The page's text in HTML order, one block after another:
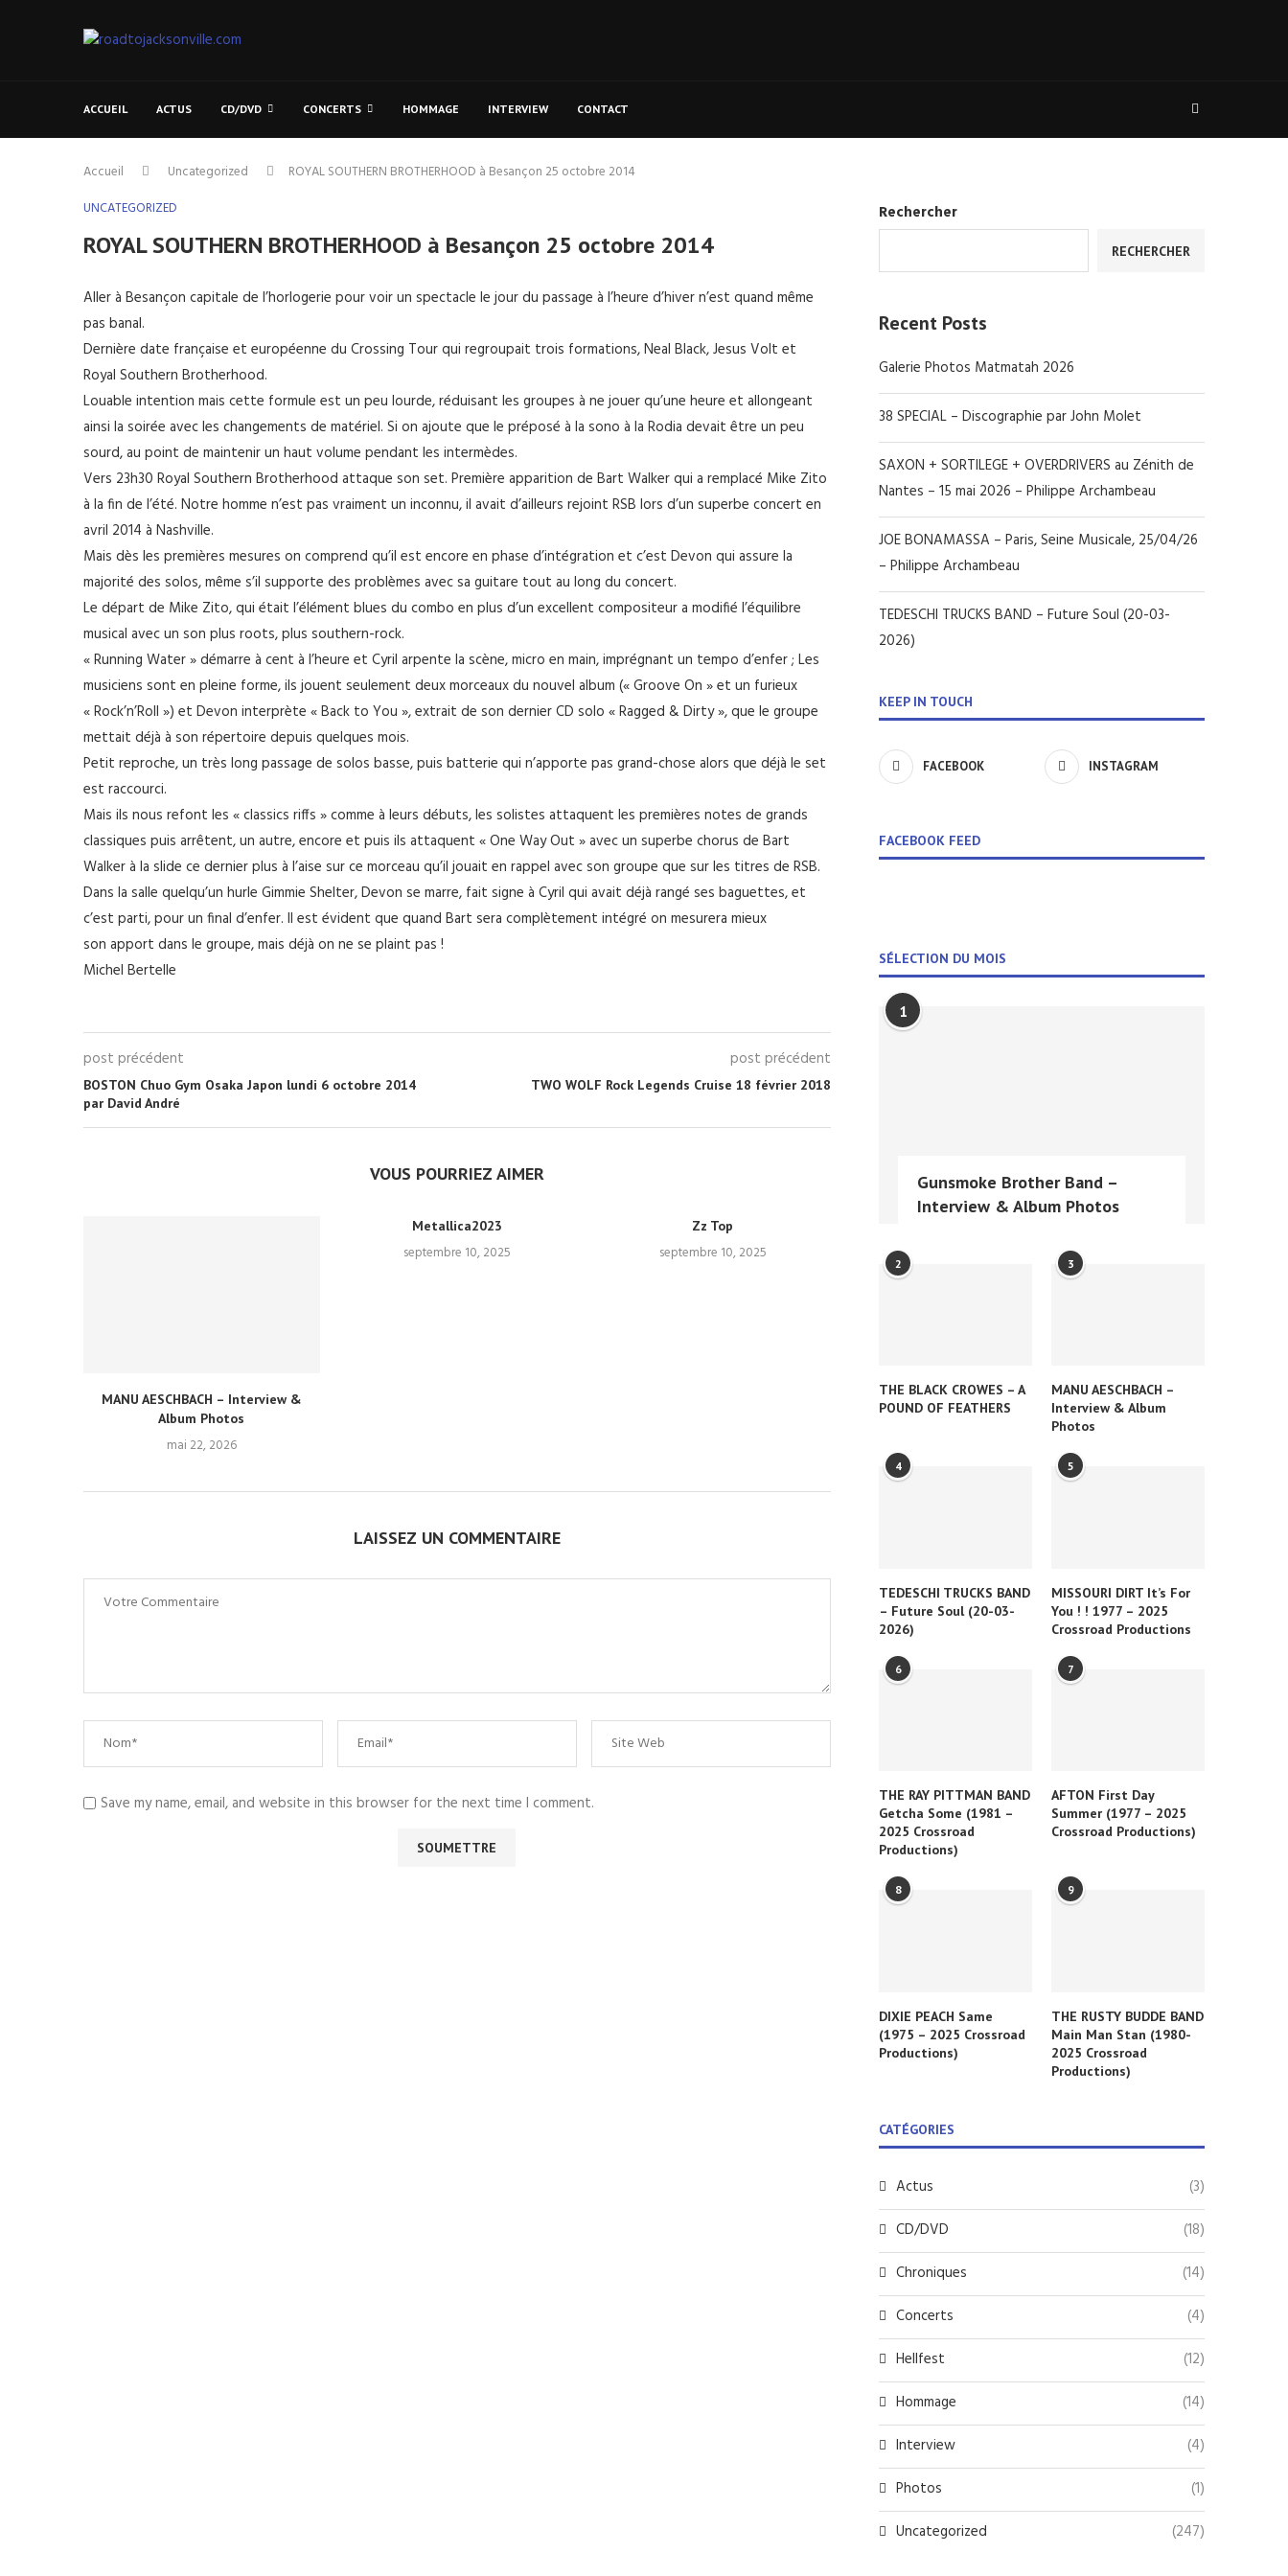
ACCUEIL ACTUS CD/DVD CONCERTS HOMMAGE INTERVIEW CONTACT
Accueil Uncategorized
ROYAL SOUTHERN BROTHERHOOD à Besançon 25 octobre 2014
UNCATEGORIZED
ROYAL SOUTHERN BROTHERHOOD à Besançon 25 octobre 2014
Aller à Besançon capitale de l’horlogerie pour voir un spectacle le jour du passage à l’heure d’hiver n’est quand même
pas banal.
Dernière date française et européenne du Crossing Tour qui regroupait trois formations, Neal Black, Jesus Volt et
Royal Southern Brotherhood.
Louable intention mais cette formule est un peu lourde, réduisant les groupes à ne jouer qu’une heure et allongeant
ainsi la soirée avec les changements de matériel. Si on ajoute que le préposé à la sono à la Rodia devait être un peu
sourd, au point de maintenir un haut volume pendant les intermèdes.
Vers 23h30 Royal Southern Brotherhood attaque son set. Première apparition de Bart Walker qui a remplacé Mike Zito
à la fin de l’été. Notre homme n’est pas vraiment un inconnu, il avait d’ailleurs rejoint RSB lors d’un superbe concert en
avril 2014 à Nashville.
Mais dès les premières mesures on comprend qu’il est encore en phase d’intégration et c’est Devon qui assure la
majorité des solos, même s’il supporte des problèmes avec sa guitare tout au long du concert.
Le départ de Mike Zito, qui était l’élément blues du combo en plus d’un excellent compositeur a modifié l’équilibre
musical avec un son plus roots, plus southern-rock.
« Running Water » démarre à cent à l’heure et Cyril arpente la scène, micro en main, imprégnant un tempo d’enfer ; Les
musiciens sont en pleine forme, ils jouent seulement deux morceaux du nouvel album (« Groove On » et un furieux
« Rock’n’Roll ») et Devon interprète « Back to You », extrait de son dernier CD solo « Ragged & Dirty », que le groupe
mettait déjà à son répertoire depuis quelques mois.
Petit reproche, un très long passage de solos basse, puis batterie qui n’apporte pas grand-chose alors que déjà le set
est raccourci.
Mais ils nous refont les « classics riffs » comme à leurs débuts, les solistes attaquent les premières notes de grands
classiques puis arrêtent, un autre, encore et puis ils attaquent « One Way Out » avec un superbe chorus de Bart
Walker à la slide ce dernier plus à l’aise sur ce morceau qu’il jouait en rappel avec son groupe que sur les titres de RSB.
Dans la salle quelqu’un hurle Gimmie Shelter, Devon se marre, fait signe à Cyril qui avait déjà rangé ses baguettes, et
c’est parti, pour un final d’enfer. Il est évident que quand Bart sera complètement intégré on mesurera mieux
son apport dans le groupe, mais déjà on ne se plaint pas !
Michel Bertelle
post précédent
BOSTON Chuo Gym Osaka Japon lundi 6 octobre 2014
par David André
post précédent
TWO WOLF Rock Legends Cruise 18 février 2018
VOUS POURRIEZ AIMER
MANU AESCHBACH – Interview &
Album Photos
mai 22, 2026
Metallica2023
septembre 10, 2025
Zz Top
septembre 10, 2025
LAISSEZ UN COMMENTAIRE
Save my name, email, and website in this browser for the next time I comment.
Rechercher
RECHERCHER
Recent Posts
Galerie Photos Matmatah 2026
38 SPECIAL – Discographie par John Molet
SAXON + SORTILEGE + OVERDRIVERS au Zénith de
Nantes – 15 mai 2026 – Philippe Archambeau
JOE BONAMASSA – Paris, Seine Musicale, 25/04/26
– Philippe Archambeau
TEDESCHI TRUCKS BAND – Future Soul (20-03-
2026)
KEEP IN TOUCH
FACEBOOK INSTAGRAM
FACEBOOK FEED
SÉLECTION DU MOIS
1
Gunsmoke Brother Band –
Interview & Album Photos
2
THE BLACK CROWES – A
POUND OF FEATHERS
3
MANU AESCHBACH –
Interview & Album
Photos
4
TEDESCHI TRUCKS BAND
– Future Soul (20-03-
2026)
5
MISSOURI DIRT It’s For
You ! ! 1977 – 2025
Crossroad Productions
6
THE RAY PITTMAN BAND
Getcha Some (1981 –
2025 Crossroad
Productions)
7
AFTON First Day
Summer (1977 – 2025
Crossroad Productions)
8
DIXIE PEACH Same
(1975 – 2025 Crossroad
Productions)
9
THE RUSTY BUDDE BAND
Main Man Stan (1980-
2025 Crossroad
Productions)
CATÉGORIES
Actus
(3)
CD/DVD
(18)
Chroniques
(14)
Concerts
(4)
Hellfest
(12)
Hommage
(14)
Interview
(4)
Photos
(1)
Uncategorized
(247)